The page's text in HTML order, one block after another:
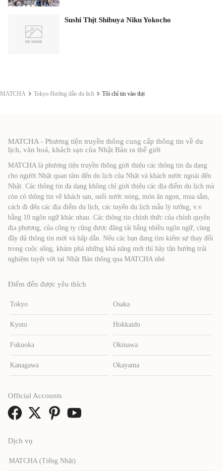
Sushi Thịt Shibuya Niku Yokocho
MATCHA Tokyo Hướng dẫn du lịch Tôi chỉ tin vào thịt
MATCHA - Phương tiện truyền thông cung cấp thông tin về du
lịch, văn hoá, khách sạn của Nhật Bản ra thế giới
MATCHA là phương tiện truyền thông giới thiệu các thông tin đa dạng
cho người Nhật quan tâm đến du lịch của Nhật và khách nước ngoài đến
Nhật. Các thông tin đa dạng không chỉ giới thiệu các địa điểm du lịch mà
còn có thông tin về khách sạn, suối nước nóng, món ăn ngon, mua sắm,
cách đi đến các địa điểm du lịch, các tuyến du lịch mẫu lý tưởng, v.v.
bằng 10 ngôn ngữ khác nhau. Các thông tin chính thức của chính quyền
địa phương, của công ty cũng được đăng tải bằng nhiều ngôn ngữ, cùng
đầy đủ thông tin mới và hấp dẫn. Nếu các bạn đang tìm kiếm sự thay đổi
trong cuộc sống, khám phá những khả năng mới thì hãy tận hưởng trải
nghiệm tuyệt vời tại Nhật Bản thông qua MATCHA nhé.
Điểm đến được yêu thích
Tokyo Osaka
Kyoto Hokkaido
Fukuoka Okinawa
Kanagawa Okayama
Dịch vụ
MATCHA (Tiếng Nhật)
Official Accounts